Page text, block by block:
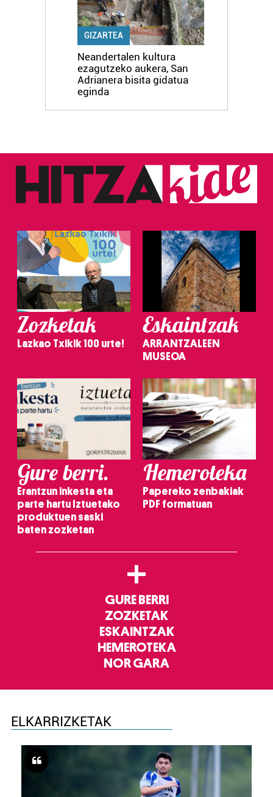
GIZARTEA
Neandertalen kultura
ezagutzeko aukera, San
Adrianera bisita gidatua
eginda
Zozketak
Lazkao Txikik 100 urte!
Eskaintzak
ARRANTZALEEN
MUSEOA
Gure berri.
Erantzun inkesta eta
parte hartu Iztuetako
produktuen saski
baten zozketan
Hemeroteka
Papereko zenbakiak
PDF formatuan
+
GURE BERRI
ZOZKETAK
ESKAINTZAK
HEMEROTEKA
NOR GARA
ELKARRIZKETAK